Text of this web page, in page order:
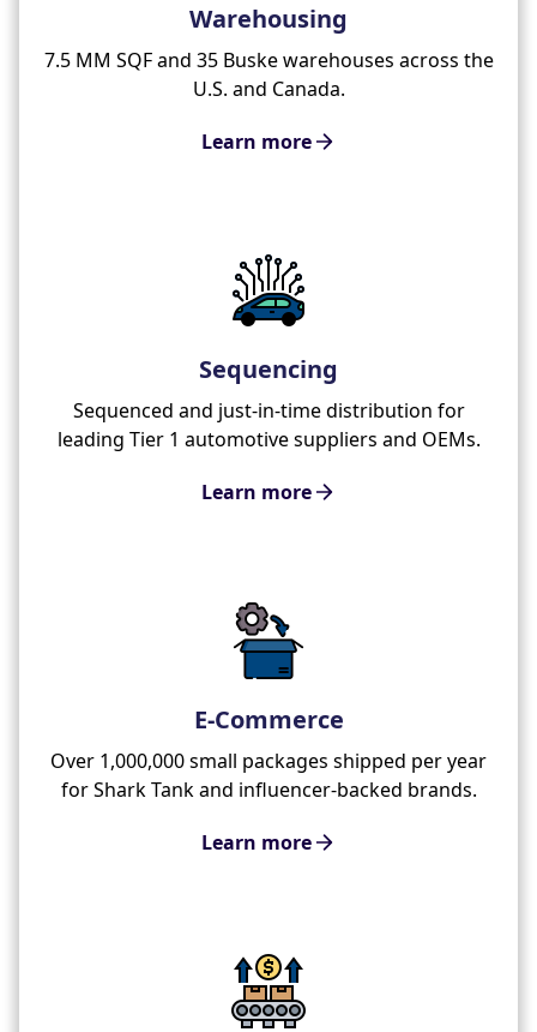
Warehousing
7.5 MM SQF and 35 Buske warehouses across the
U.S. and Canada.
Learn more
Sequencing
Sequenced and just-in-time distribution for
leading Tier 1 automotive suppliers and OEMs.
Learn more
E-Commerce
Over 1,000,000 small packages shipped per year
for Shark Tank and influencer-backed brands.
Learn more